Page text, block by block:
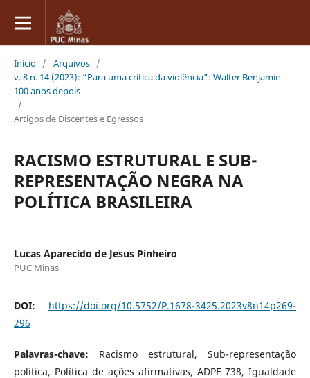
Início / Arquivos /
v. 8 n. 14 (2023): “Para uma crítica da violência": Walter Benjamin
100 anos depois
/
Artigos de Discentes e Egressos
RACISMO ESTRUTURAL E SUB-
REPRESENTAÇÃO NEGRA NA
POLÍTICA BRASILEIRA
Lucas Aparecido de Jesus Pinheiro
PUC Minas
DOI: https://doi.org/10.5752/P.1678-3425.2023v8n14p269-
296
Palavras-chave: Racismo estrutural, Sub-representação
política, Política de ações afirmativas, ADPF 738, Igualdade